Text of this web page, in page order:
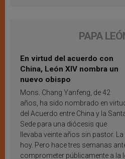
PAPA
En virtud del acuerdo con
China, León XIV nombra un
nuevo obispo
Mons. Chang Yanfeng, de 42
años, ha sido nombrado en
del Acuerdo entre China y la
Sede para una diócesis que
llevaba veinte años sin pastor.
hoy. Pero hace tres semanas
comprometer públicamente a la